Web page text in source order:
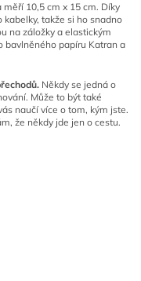
10,5 cm x 15 cm. Díky
takže si ho snadno
na záložky a elastickým
bavlněného papíru Katran a
Někdy se jedná o
Může to být také
naučí více o tom, kým jste.
že někdy jde jen o cestu.